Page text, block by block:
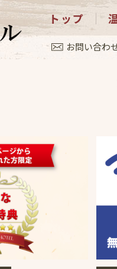
トップ
お問い合わ